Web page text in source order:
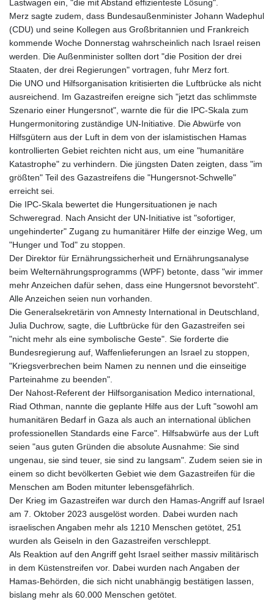
Lastwagen ein, "die mit Abstand effizienteste Lösung".
Merz sagte zudem, dass Bundesaußenminister Johann Wadephul
(CDU) und seine Kollegen aus Großbritannien und Frankreich
kommende Woche Donnerstag wahrscheinlich nach Israel reisen
werden. Die Außenminister sollten dort "die Position der drei
Staaten, der drei Regierungen" vortragen, fuhr Merz fort.
Die UNO und Hilfsorganisation kritisierten die Luftbrücke als nicht
ausreichend. Im Gazastreifen ereigne sich "jetzt das schlimmste
Szenario einer Hungersnot", warnte die für die IPC-Skala zum
Hungermonitoring zuständige UN-Initiative. Die Abwürfe von
Hilfsgütern aus der Luft in dem von der islamistischen Hamas
kontrollierten Gebiet reichten nicht aus, um eine "humanitäre
Katastrophe" zu verhindern. Die jüngsten Daten zeigten, dass "im
größten" Teil des Gazastreifens die "Hungersnot-Schwelle"
erreicht sei.
Die IPC-Skala bewertet die Hungersituationen je nach
Schweregrad. Nach Ansicht der UN-Initiative ist "sofortiger,
ungehinderter" Zugang zu humanitärer Hilfe der einzige Weg, um
"Hunger und Tod" zu stoppen.
Der Direktor für Ernährungssicherheit und Ernährungsanalyse
beim Welternährungsprogramms (WPF) betonte, dass "wir immer
mehr Anzeichen dafür sehen, dass eine Hungersnot bevorsteht".
Alle Anzeichen seien nun vorhanden.
Die Generalsekretärin von Amnesty International in Deutschland,
Julia Duchrow, sagte, die Luftbrücke für den Gazastreifen sei
"nicht mehr als eine symbolische Geste". Sie forderte die
Bundesregierung auf, Waffenlieferungen an Israel zu stoppen,
"Kriegsverbrechen beim Namen zu nennen und die einseitige
Parteinahme zu beenden".
Der Nahost-Referent der Hilfsorganisation Medico international,
Riad Othman, nannte die geplante Hilfe aus der Luft "sowohl am
humanitären Bedarf in Gaza als auch an international üblichen
professionellen Standards eine Farce". Hilfsabwürfe aus der Luft
seien "aus guten Gründen die absolute Ausnahme: Sie sind
ungenau, sie sind teuer, sie sind zu langsam". Zudem seien sie in
einem so dicht bevölkerten Gebiet wie dem Gazastreifen für die
Menschen am Boden mitunter lebensgefährlich.
Der Krieg im Gazastreifen war durch den Hamas-Angriff auf Israel
am 7. Oktober 2023 ausgelöst worden. Dabei wurden nach
israelischen Angaben mehr als 1210 Menschen getötet, 251
wurden als Geiseln in den Gazastreifen verschleppt.
Als Reaktion auf den Angriff geht Israel seither massiv militärisch
in dem Küstenstreifen vor. Dabei wurden nach Angaben der
Hamas-Behörden, die sich nicht unabhängig bestätigen lassen,
bislang mehr als 60.000 Menschen getötet.